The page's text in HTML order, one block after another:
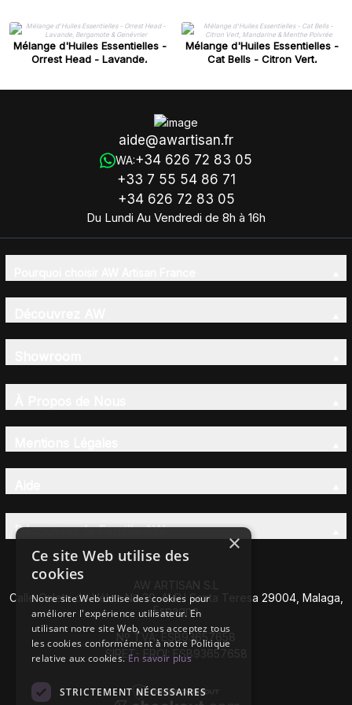
Mélange d'Huiles Essentielles -
Orrest Head - Lavande,
Mélange d'Huiles Essentielles -
Cat Bells - Citron Vert,
aide@awartisan.fr
WA:+34 626 72 83 05
+33 7 55 54 86 71
+34 626 72 83 05
Du Lundi Au Vendredi de 8h à 16h
Découvrez la Famille AW
AW ARTISAN S.L
Calle Caleta de Vélez Nº 39-41 P.I Santa Teresa 29004, Malaga,
Espagne
Nº TVA: ESB93657658
SIRET- EROI: ESB93657658
×
Ce site Web utilise des
cookies
Notre site Web utilise des cookies pour
améliorer l'expérience utilisateur. En
utilisant notre site Web, vous acceptez tous
les cookies conformément à notre Politique
relative aux cookies.En savoir plus
STRICTEMENT NÉCESSAIRES